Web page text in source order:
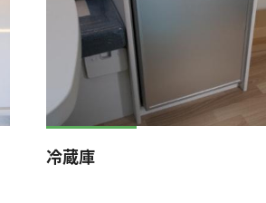
冷蔵庫